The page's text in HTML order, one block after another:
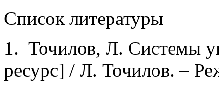
Список литературы
1. Точилов, Л. Системы
ресурс] / Л. Точилов. –